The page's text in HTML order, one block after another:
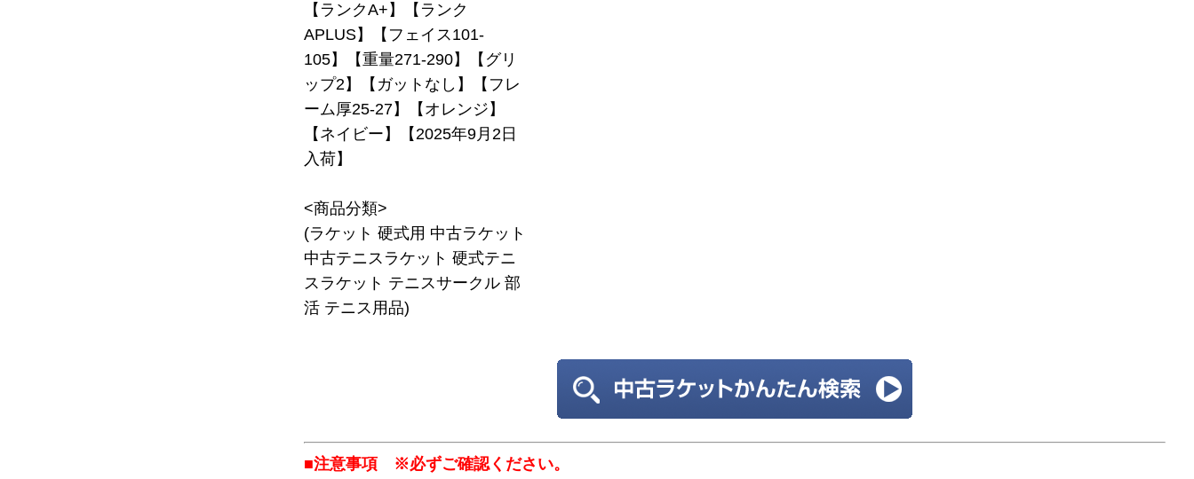
【ランクA+】【ランク
APLUS】【フェイス101-
105】【重量271-290】【グリ
ップ2】【ガットなし】【フレ
ーム厚25-27】【オレンジ】
【ネイビー】【2025年9月2日
入荷】
<商品分類>
(ラケット 硬式用 中古ラケット
中古テニスラケット 硬式テニ
スラケット テニスサークル 部
活 テニス用品)
■注意事項 ※必ずご確認ください。